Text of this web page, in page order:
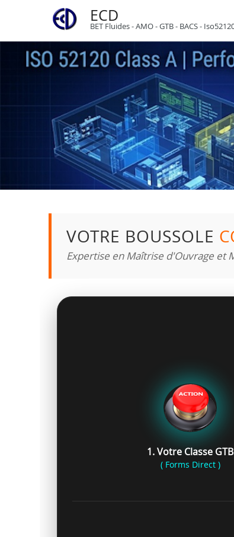
ECD
BET Fluides - AMO - GTB - BACS -
VOTRE BOUSSOLE
Expertise en Maîtrise d'Ouvrage et
1. Votre Classe GTB
( Forms Direct )